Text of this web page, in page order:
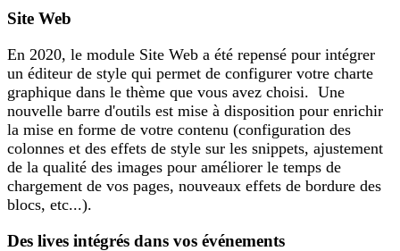
Site Web
En 2020, le module Site Web a été repensé pour intégrer
un éditeur de style qui permet de configurer votre charte
graphique dans le thème que vous avez choisi. Une
nouvelle barre d'outils est mise à disposition pour enrichir
la mise en forme de votre contenu (configuration des
colonnes et des effets de style sur les snippets, ajustement
de la qualité des images pour améliorer le temps de
chargement de vos pages, nouveaux effets de bordure des
blocs, etc...).
Des lives intégrés dans vos événements